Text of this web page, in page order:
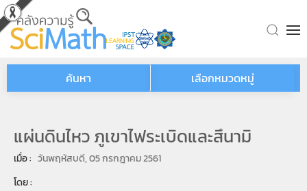
Skip to main content
ค้นหา เลือกหมวดหมู่
แผ่นดินไหว ภูเขาไฟระเบิดและสึนามิ
เมื่อ : วันพฤหัสบดี, 05 กรกฎาคม 2561
โดย :